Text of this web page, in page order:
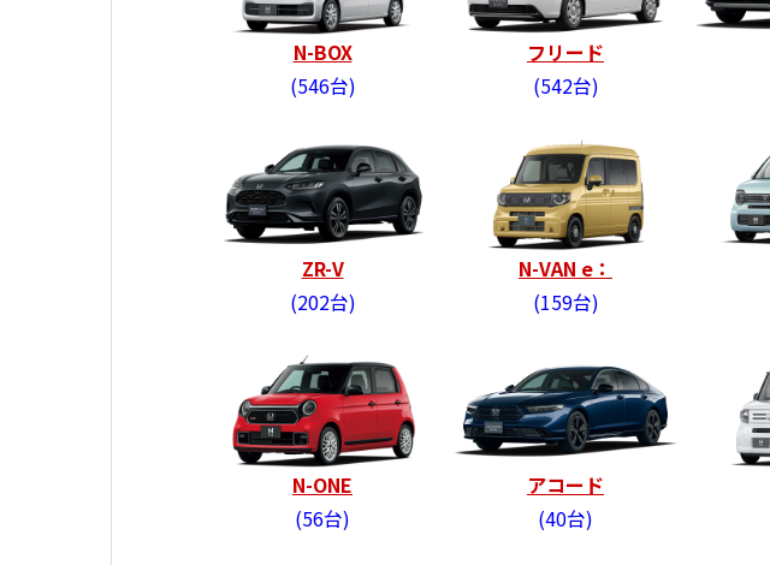
N-BOX
546台
フリード
542台
ZR-V
202台
N-VAN e：
159台
N-ONE
56台
アコード
40台